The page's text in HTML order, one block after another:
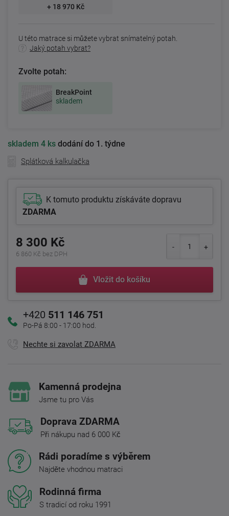
+ 18 970 Kč
U této matrace si můžete vybrat snímatelný potah.
Jaký potah vybrat?
Zvolte potah:
BreakPoint
skladem
skladem 4 ks dodání do 1. týdne
Splátková kalkulačka
K tomuto produktu získáváte dopravu
ZDARMA
8 300 Kč
6 860 Kč bez DPH
Vložit do košíku
+420 511 146 751
Po-Pá 8:00 - 17:00 hod.
Nechte si zavolat ZDARMA
Kamenná prodejna
Jsme tu pro Vás
Doprava ZDARMA
Při nákupu nad 6 000 Kč
Rádi poradíme s výběrem
Najděte vhodnou matraci
Rodinná firma
S tradicí od roku 1991